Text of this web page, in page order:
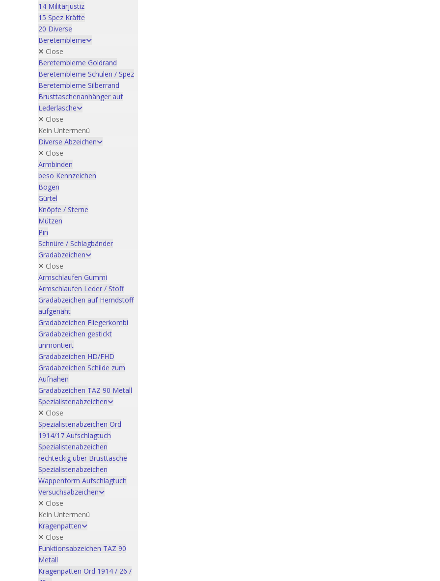
14 Militärjustiz
15 Spez Kräfte
20 Diverse
Beretembleme
Close
Beretembleme Goldrand
Beretembleme Schulen / Spez
Beretembleme Silberrand
Brusttaschenanhänger auf
Lederlasche
Close
Kein Untermenü
Diverse Abzeichen
Close
Armbinden
beso Kennzeichen
Bogen
Gürtel
Knöpfe / Sterne
Mützen
Pin
Schnüre / Schlagbänder
Gradabzeichen
Close
Armschlaufen Gummi
Armschlaufen Leder / Stoff
Gradabzeichen auf Hemdstoff
aufgenäht
Gradabzeichen Fliegerkombi
Gradabzeichen gestickt
unmontiert
Gradabzeichen HD/FHD
Gradabzeichen Schilde zum
Aufnähen
Gradabzeichen TAZ 90 Metall
Spezialistenabzeichen
Close
Spezialistenabzeichen Ord
1914/17 Aufschlagtuch
Spezialistenabzeichen
rechteckig über Brusttasche
Spezialistenabzeichen
Wappenform Aufschlagtuch
Versuchsabzeichen
Close
Kein Untermenü
Kragenpatten
Close
Funktionsabzeichen TAZ 90
Metall
Kragenpatten Ord 1914 / 26 /